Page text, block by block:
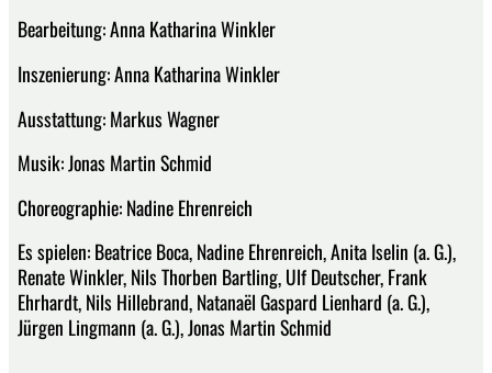
Bearbeitung: Anna Katharina Winkler
Inszenierung: Anna Katharina Winkler
Ausstattung: Markus Wagner
Musik: Jonas Martin Schmid
Choreographie: Nadine Ehrenreich
Es spielen: Beatrice Boca, Nadine Ehrenreich, Anita Iselin (a. G.),
Renate Winkler, Nils Thorben Bartling, Ulf Deutscher, Frank
Ehrhardt, Nils Hillebrand, Natanaël Gaspard Lienhard (a. G.),
Jürgen Lingmann (a. G.), Jonas Martin Schmid